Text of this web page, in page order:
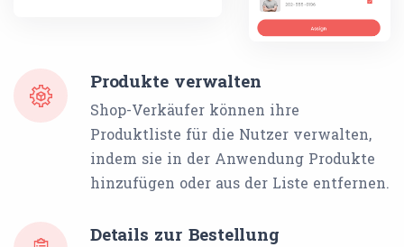
Produkte verwalten
Shop-Verkäufer können ihre
Produktliste für die Nutzer verwalten,
indem sie in der Anwendung Produkte
hinzufügen oder aus der Liste entfernen.
Details zur Bestellung